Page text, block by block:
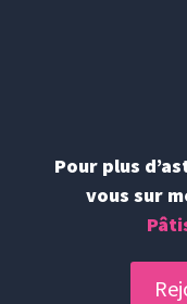
Pour plus
vous sur